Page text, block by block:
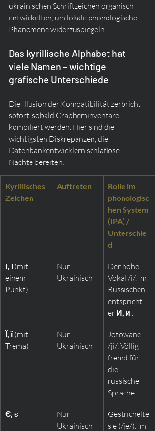
ukrainischen Schriftzeichen organisch
entwickelten, um lokale phonologische
Phänomene widerzuspiegeln.
Das kyrillische Alphabet hat
viele Namen – wichtige
grafische Unterschiede
Die Illusion der Kompatibilität zerbricht
sofort, sobald Grapheminventare
kompiliert werden. Hier sind die
wichtigsten Diskrepanzen, die
Datenbankentwicklern schlaflose
Nächte bereiten:
Kyrillisches
Zeichen
Auftreten
Rolle im
phonologisc
hen System
(IPA) /
Unterschie
d
I, i (mit
einem
Punkt)
Nur
Ukrainisch
Der hohe
Vokal /i/. Im
Russischen
entspricht
er И, и
Ї, ї (mit
Trema)
Nur
Ukrainisch
Jotowane
/ji/. Völlig
fremd für
die
russische
Sprache.
Є, є
Nur
Ukrainisch
Gestrichelte
s e (/je/). Im